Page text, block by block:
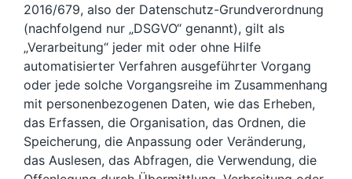
2016/679, also der Datenschutz-Grundverordnung
(nachfolgend nur „DSGVO“ genannt), gilt als
„Verarbeitung“ jeder mit oder ohne Hilfe
automatisierter Verfahren ausgeführter Vorgang
oder jede solche Vorgangsreihe im Zusammenhang
mit personenbezogenen Daten, wie das Erheben,
das Erfassen, die Organisation, das Ordnen, die
Speicherung, die Anpassung oder Veränderung,
das Auslesen, das Abfragen, die Verwendung, die